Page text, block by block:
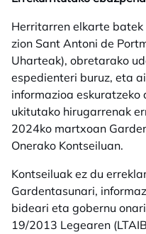
Herritarren elkarte
zion Sant Antoni de
Uharteak), obretarako
espedienteri buruz, eta
informazioa eskuratzeko
ukitutako hirugarrenak
2024ko martxoan
Onerako Kontseiluan.
Kontseiluak ez du
Gardentasunari,
bideari eta gobernu
19/2013 Legearen